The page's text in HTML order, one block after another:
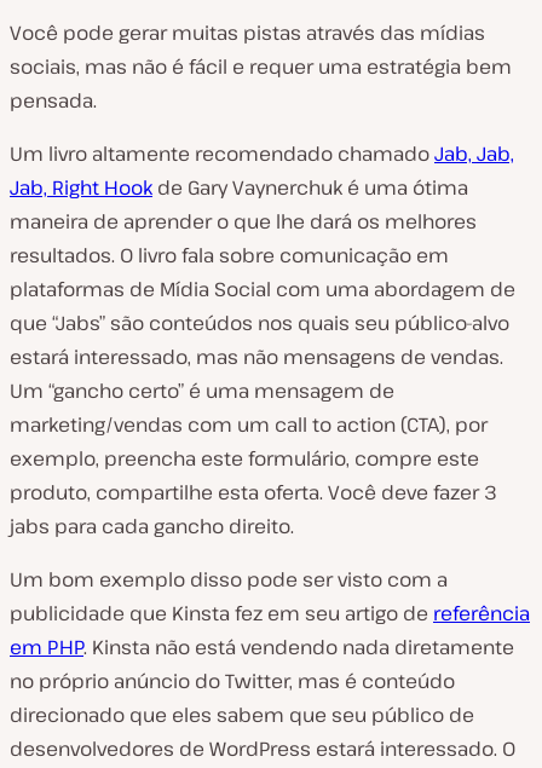
Você pode gerar muitas pistas através das mídias
sociais, mas não é fácil e requer uma estratégia bem
pensada.
Um livro altamente recomendado chamadoJab, Jab,
Jab, Right Hook de Gary Vaynerchuk é uma ótima
maneira de aprender o que lhe dará os melhores
resultados. O livro fala sobre comunicação em
plataformas de Mídia Social com uma abordagem de
que “Jabs” são conteúdos nos quais seu público-alvo
estará interessado, mas não mensagens de vendas.
Um “gancho certo” é uma mensagem de
marketing/vendas com um call to action (CTA), por
exemplo, preencha este formulário, compre este
produto, compartilhe esta oferta. Você deve fazer 3
jabs para cada gancho direito.
Um bom exemplo disso pode ser visto com a
publicidade que Kinsta fez em seu artigo de referência
em PHP. Kinsta não está vendendo nada diretamente
no próprio anúncio do Twitter, mas é conteúdo
direcionado que eles sabem que seu público de
desenvolvedores de WordPress estará interessado. O